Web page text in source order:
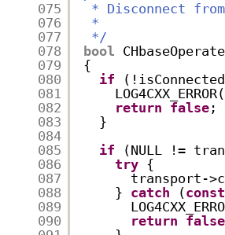
075
076
077
078
079
080
081
082
083
084
085
086
087
088
089
090
* Disconnect
*
*/
bool
{
if
return false ;
}
if
(NULL !=
try {
transport-
} catch (const
return false